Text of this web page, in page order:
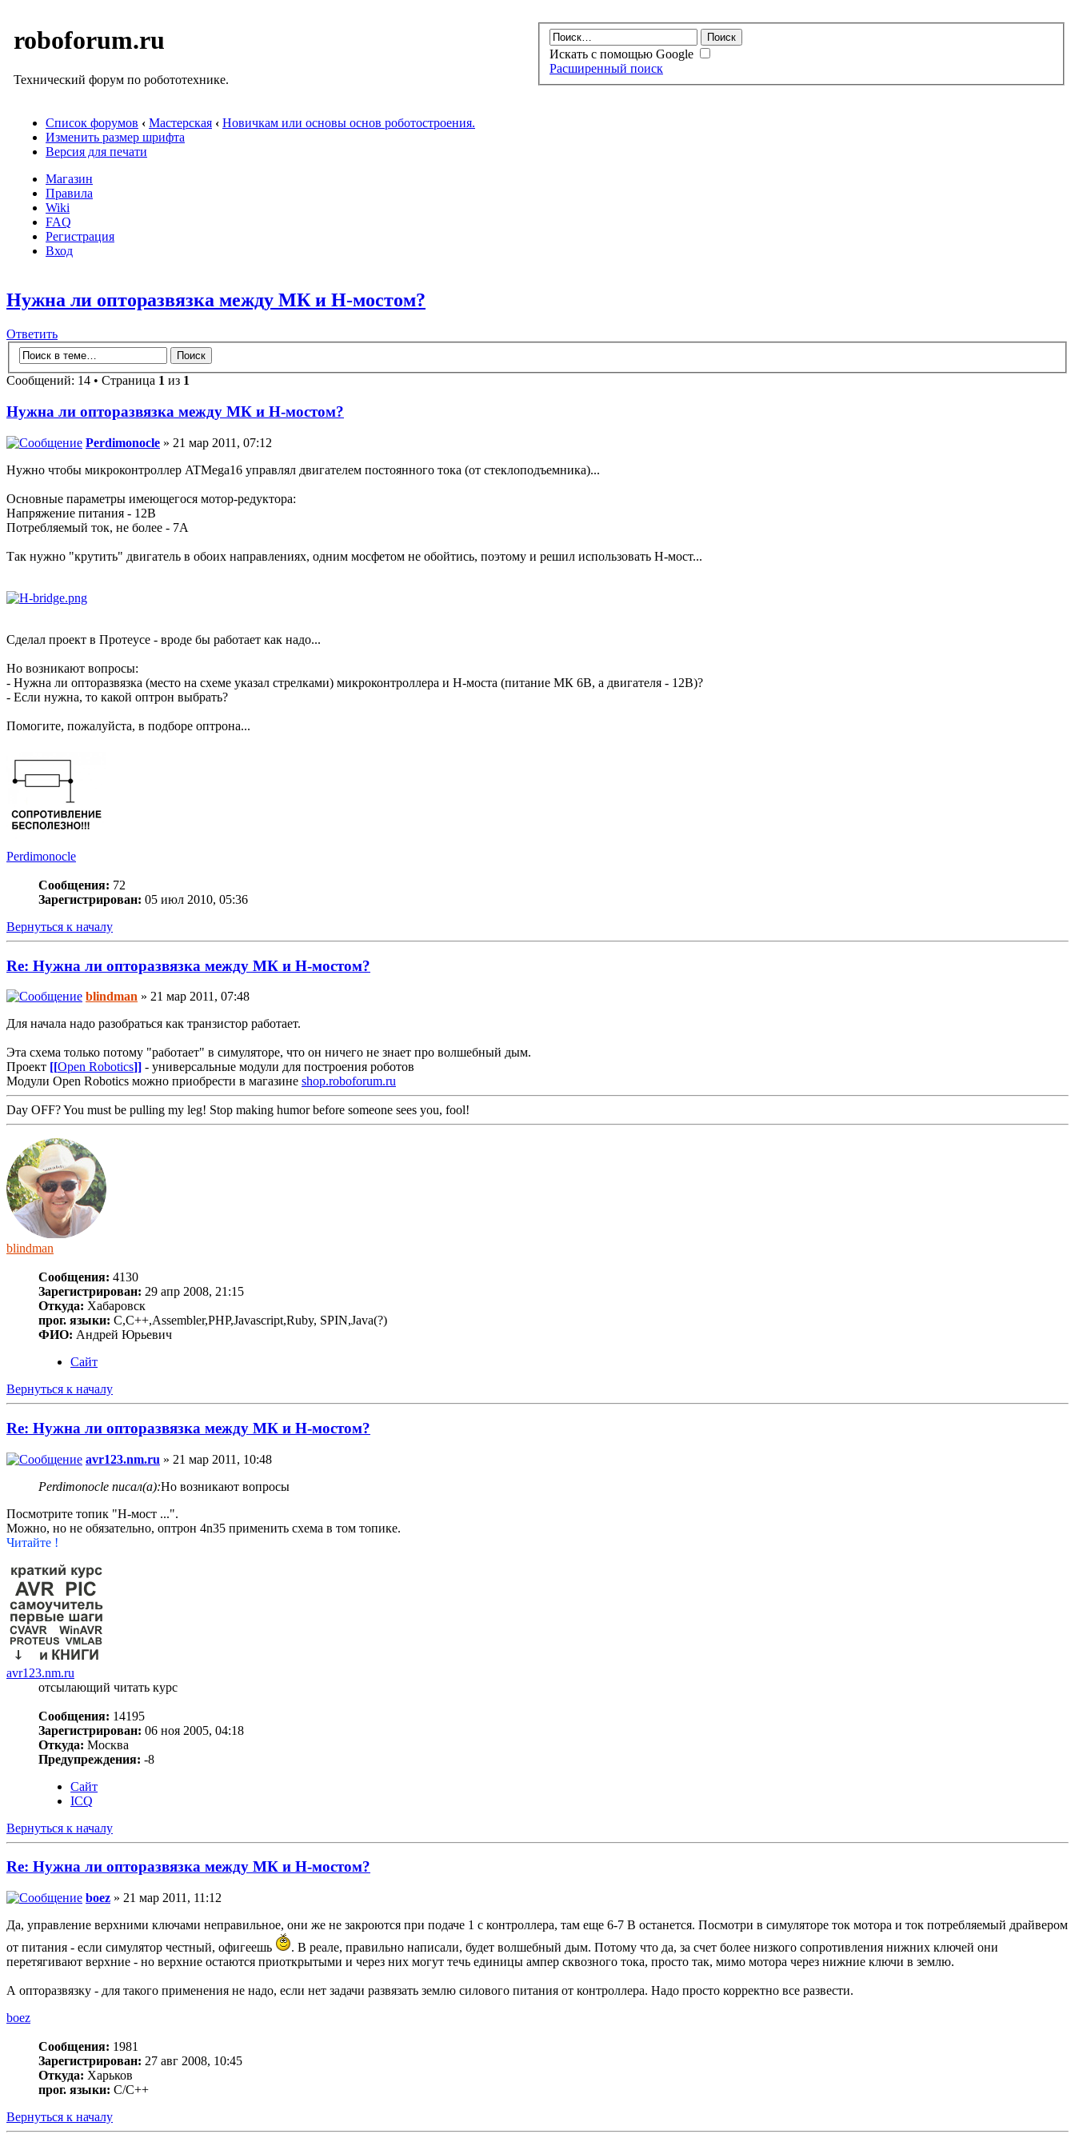
roboforum.ru
Технический форум по робототехнике.
Искать с помощью Google
Расширенный поиск
Список форумов ‹ Мастерская ‹ Новичкам или основы основ роботостроения.
Изменить размер шрифта
Версия для печати
Магазин
Правила
Wiki
FAQ
Регистрация
Вход
Нужна ли опторазвязка между МК и Н-мостом?
Ответить
Сообщений: 14 • Страница 1 из 1
Нужна ли опторазвязка между МК и Н-мостом?
Perdimonocle » 21 мар 2011, 07:12
Нужно чтобы микроконтроллер ATMega16 управлял двигателем постоянного тока (от стеклоподъемника)...
Основные параметры имеющегося мотор-редуктора:
Напряжение питания - 12В
Потребляемый ток, не более - 7А
Так нужно "крутить" двигатель в обоих направлениях, одним мосфетом не обойтись, поэтому и решил использовать Н-мост...
Сделал проект в Протеусе - вроде бы работает как надо...
Но возникают вопросы:
- Нужна ли опторазвязка (место на схеме указал стрелками) микроконтроллера и Н-моста (питание МК 6В, а двигателя - 12В)?
- Если нужна, то какой оптрон выбрать?
Помогите, пожалуйста, в подборе оптрона...
Perdimonocle
Сообщения: 72
Зарегистрирован: 05 июл 2010, 05:36
Вернуться к началу
Re: Нужна ли опторазвязка между МК и Н-мостом?
blindman » 21 мар 2011, 07:48
Для начала надо разобраться как транзистор работает.
Эта схема только потому "работает" в симуляторе, что он ничего не знает про волшебный дым.
Проект [[Open Robotics]] - универсальные модули для построения роботов
Модули Open Robotics можно приобрести в магазине shop.roboforum.ru
Day OFF? You must be pulling my leg! Stop making humor before someone sees you, fool!
blindman
Сообщения: 4130
Зарегистрирован: 29 апр 2008, 21:15
Откуда: Хабаровск
прог. языки: C,C++,Assembler,PHP,Javascript,Ruby, SPIN,Java(?)
ФИО: Андрей Юрьевич
Сайт
Вернуться к началу
Re: Нужна ли опторазвязка между МК и Н-мостом?
avr123.nm.ru » 21 мар 2011, 10:48
Perdimonocle писал(а):Но возникают вопросы
Посмотрите топик "Н-мост ...".
Можно, но не обязательно, оптрон 4n35 применить схема в том топике.
Читайте !
avr123.nm.ru
отсылающий читать курс
Сообщения: 14195
Зарегистрирован: 06 ноя 2005, 04:18
Откуда: Москва
Предупреждения: -8
Сайт
ICQ
Вернуться к началу
Re: Нужна ли опторазвязка между МК и Н-мостом?
boez » 21 мар 2011, 11:12
Да, управление верхними ключами неправильное, они же не закроются при подаче 1 с контроллера, там еще 6-7 В останется. Посмотри в симуляторе ток мотора и ток потребляемый драйвером
от питания - если симулятор честный, офигеешь
. В реале, правильно написали, будет волшебный дым. Потому что да, за счет более низкого сопротивления нижних ключей они
перетягивают верхние - но верхние остаются приоткрытыми и через них могут течь единицы ампер сквозного тока, просто так, мимо мотора через нижние ключи в землю.
А опторазвязку - для такого применения не надо, если нет задачи развязать землю силового питания от контроллера. Надо просто корректно все развести.
boez
Сообщения: 1981
Зарегистрирован: 27 авг 2008, 10:45
Откуда: Харьков
прог. языки: С/С++
Вернуться к началу